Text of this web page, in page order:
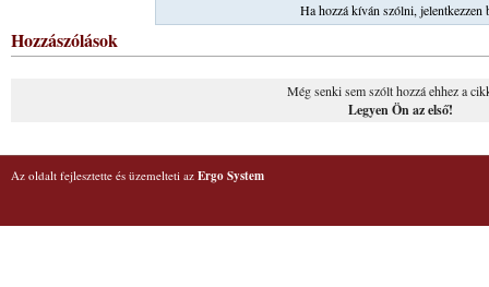
Ha hozzá kíván szólni, jelentkezzen
Hozzászólások
Még senki sem szólt hozzá ehhez a
Legyen Ön az első!
Az oldalt fejlesztette és üzemelteti az Ergo System